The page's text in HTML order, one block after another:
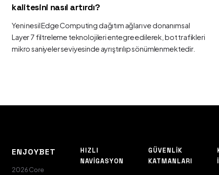
kalitesini nasıl artırdı?
Yeni nesil Edge Computing dağıtım ağları ve donanımsal
Layer 7 filtreleme teknolojileri entegre edilerek, bot trafikleri
mikro saniyeler seviyesinde ayrıştırılıp sönümlenmektedir.
ENJOYBET
2026 Core
HIZLI
NAVIGASYON
GÜVENLIK
KATMANLARI